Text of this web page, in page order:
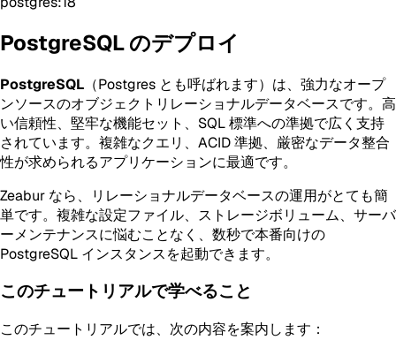
PostgreSQL のデプロイ
PostgreSQL （Postgres とも呼ばれます）は、強力なオープ
ンソースのオブジェクトリレーショナルデータベースです。高
い信頼性、堅牢な機能セット、SQL 標準への準拠で広く支持
されています。複雑なクエリ、ACID 準拠、厳密なデータ整合
性が求められるアプリケーションに最適です。
Zeabur なら、リレーショナルデータベースの運用がとても簡
単です。複雑な設定ファイル、ストレージボリューム、サーバ
ーメンテナンスに悩むことなく、数秒で本番向けの
PostgreSQL インスタンスを起動できます。
このチュートリアルで学べること
このチュートリアルでは、次の内容を案内します：